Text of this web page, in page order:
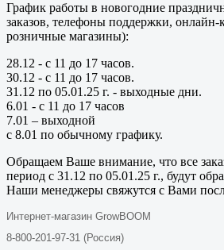
График работы в новогодние
заказов, телефоны поддержки, онлайн-
розничные магазины):
28.12 - с 11 до 17 часов.
30.12 - с 11 до 17 часов.
31.12 по 05.01.25 г. - выходные дни.
6.01 - с 11 до 17 часов
7.01 – выходной
с 8.01 по обычному графику.
Обращаем Ваше внимание, что все
период с 31.12 по 05.01.25 г., будут
Наши менеджеры свяжутся с Вами
Интернет-магазин GrowBOOM
8-800-201-97-31 (Россия)